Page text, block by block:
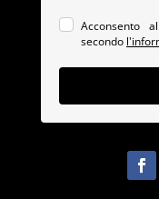
Acconsento
secondo